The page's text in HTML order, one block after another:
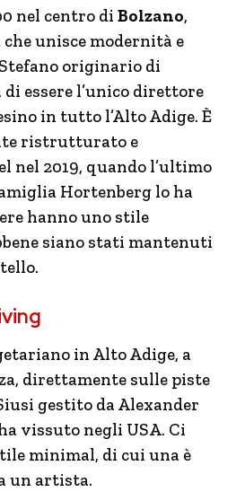
nel centro di Bolzano,
unisce modernità e
originario di
essere l’unico direttore
in tutto l’Alto Adige. È
ristrutturato e
nel 2019, quando l’ultimo
Hortenberg lo ha
hanno uno stile
siano stati mantenuti
in Alto Adige, a
direttamente sulle piste
gestito da Alexander
vissuto negli USA. Ci
minimal, di cui una è
un artista.